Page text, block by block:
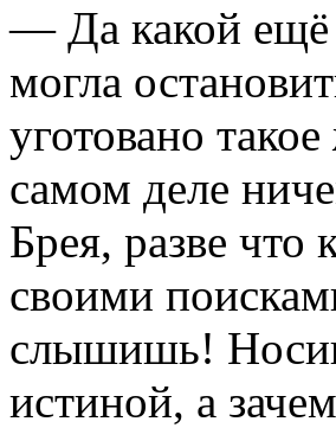
— Да какой ещё
могла
уготовано
самом деле
Брея, разве
своими
слышишь!
истиной, а